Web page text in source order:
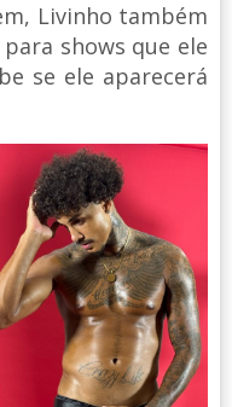
Livinho também
shows que ele
se ele aparecerá